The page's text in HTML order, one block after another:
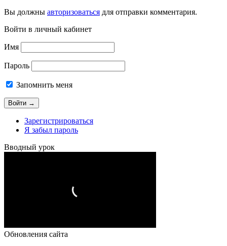
Вы должны авторизоваться для отправки комментария.
Войти в личный кабинет
Имя
Пароль
Запомнить меня
Зарегистрироваться
Я забыл пароль
Вводный урок
Обновления сайта